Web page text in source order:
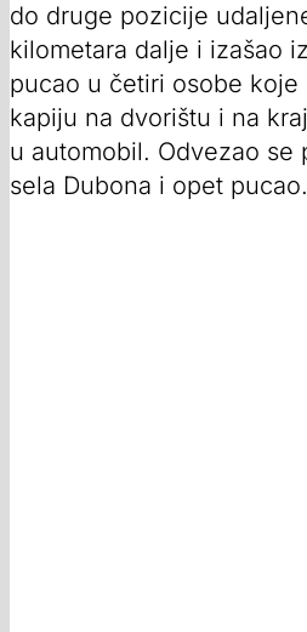
do druge pozicije
kilometara dalje i izašao
pucao u četiri osobe koje
kapiju na dvorištu i na
u automobil. Odvezao se
sela Dubona i opet pucao.